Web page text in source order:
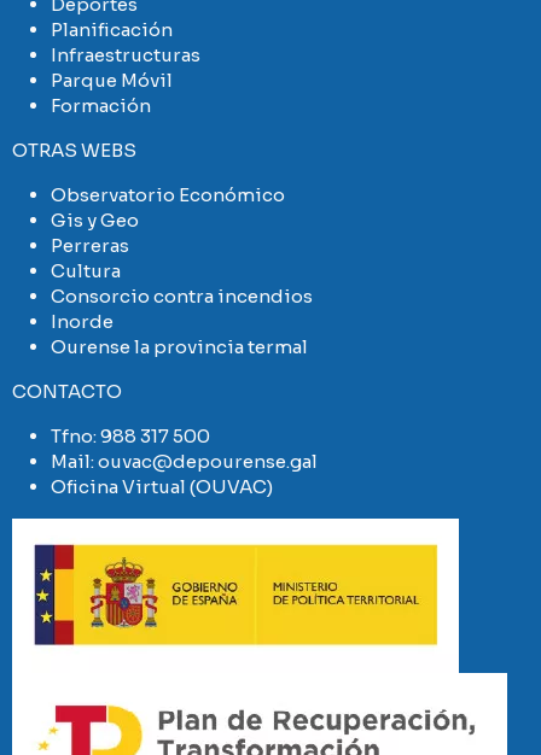
Planificación
Infraestructuras
Parque Móvil
Formación
OTRAS WEBS
Observatorio Económico
Gis y Geo
Perreras
Cultura
Consorcio contra incendios
Inorde
Ourense la provincia termal
CONTACTO
Tfno:988 317 500
Mail:ouvac@depourense.gal
Oficina Virtual (OUVAC)